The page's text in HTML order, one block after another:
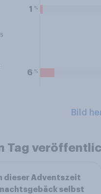
1 %
6 %
Bild
Tag
dieser Adventszeit
selbst